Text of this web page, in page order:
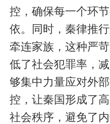
控，确保每一个环
依。同时，秦律推
牵连家族，这种严
低了社会犯罪率，
够集中力量应对外
控，让秦国形成了
社会秩序，避免了